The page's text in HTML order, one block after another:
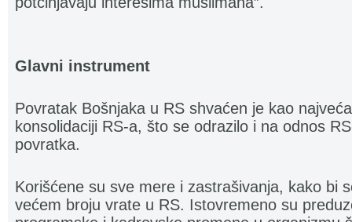
Glavni instrument
Povratak Bošnjaka u RS shvaćen je kao
konsolidaciji RS-a, što se odrazilo i na odnos
povratka.
Korišćene su sve mere i zastrašivanja, kako bi
većem broju vrate u RS. Istovremeno su